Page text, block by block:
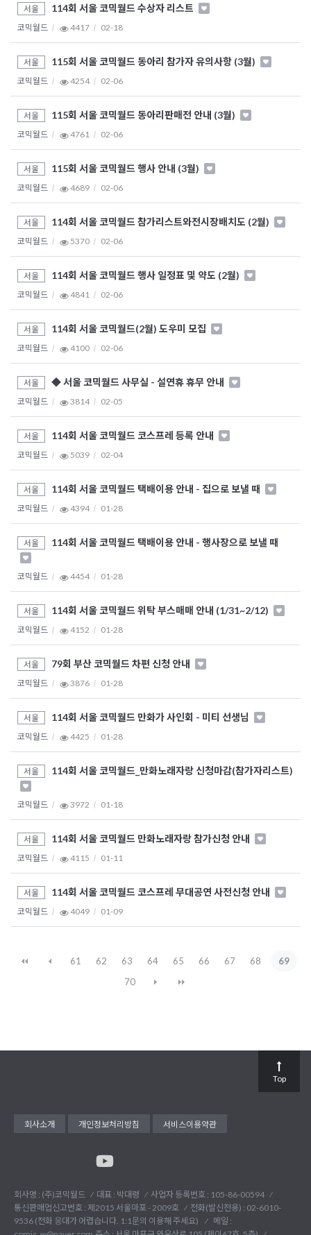
서울 114회 서울 코믹월드 수상자 리스트
코믹월드 4417 02-18
서울 115회 서울 코믹월드 동아리 참가자 유의사항 (3월)
코믹월드 4254 02-06
서울 115회 서울 코믹월드 동아리판매전 안내 (3월)
코믹월드 4761 02-06
서울 115회 서울 코믹월드 행사 안내 (3월)
코믹월드 4689 02-06
서울 114회 서울 코믹월드 참가리스트와전시장배치도 (2월)
코믹월드 5370 02-06
서울 114회 서울 코믹월드 행사 일정표 및 약도 (2월)
코믹월드 4841 02-06
서울 114회 서울 코믹월드(2월) 도우미 모집
코믹월드 4100 02-06
서울 ◆ 서울 코믹월드 사무실 - 설연휴 휴무 안내
코믹월드 3814 02-05
서울 114회 서울 코믹월드 코스프레 등록 안내
코믹월드 5039 02-04
서울 114회 서울 코믹월드 택배이용 안내 - 집으로 보낼 때
코믹월드 4394 01-28
서울 114회 서울 코믹월드 택배이용 안내 - 행사장으로 보낼 때
코믹월드 4454 01-28
서울 114회 서울 코믹월드 위탁 부스매매 안내 (1/31~2/12)
코믹월드 4152 01-28
서울 79회 부산 코믹월드 차편 신청 안내
코믹월드 3876 01-28
서울 114회 서울 코믹월드 만화가 사인회 - 미티 선생님
코믹월드 4425 01-28
서울 114회 서울 코믹월드_만화노래자랑 신청마감(참가자리스트)
코믹월드 3972 01-18
서울 114회 서울 코믹월드 만화노래자랑 참가신청 안내
코믹월드 4115 01-11
서울 114회 서울 코믹월드 코스프레 무대공연 사전신청 안내
코믹월드 4049 01-09
61 62 63 64 65 66 67 68
69
70
회사소개 개인정보처리방침 서비스이용약관
회사명 : (주)코믹월드 대표 : 박대령
사업자 등록번호 : 105-86-00594
통신판매업신고번호 : 제2015 서울마포 - 2009호
전화(발신전용) : 02-6010-
9536 (전화 응대가 어렵습니다. 1:1문의 이용해 주세요)
메일 :
Top